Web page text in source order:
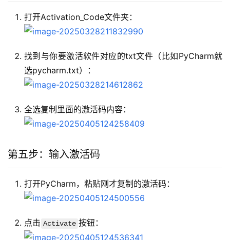
打开Activation_Code文件夹：
找到与你要激活软件对应的txt文件（比如PyCharm就
选pycharm.txt）：
全选复制里面的激活码内容：
第五步：输入激活码
打开PyCharm，粘贴刚才复制的激活码：
点击 Activate 按钮：